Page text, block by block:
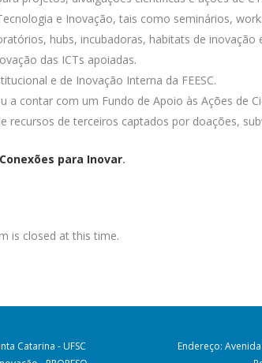
e Inovação, tais como seminários,
hubs, incubadoras, habitats de
das ICTs apoiadas.
e de Inovação Interna da FEESC.
a contar com um Fundo de Apoio às Ações
recursos de terceiros captados por doações,
Conexões para Inovar.
is closed at this time.
Catarina - UFSC
Endereço: